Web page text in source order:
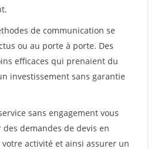
de communication se
ou au porte à porte. Des
efficaces qui prenaient du
investissement sans garantie
sans engagement vous
demandes de devis en
activité et ainsi assurer un